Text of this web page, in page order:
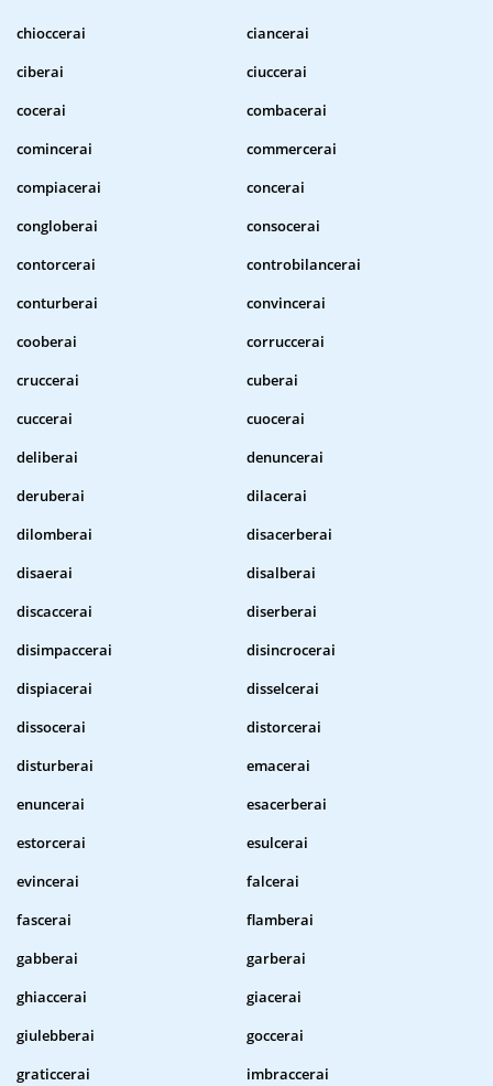
chioccerai
ciancerai
ciberai
ciuccerai
cocerai
combacerai
comincerai
commercerai
compiacerai
concerai
congloberai
consocerai
contorcerai
controbilancerai
conturberai
convincerai
cooberai
corruccerai
cruccerai
cuberai
cuccerai
cuocerai
deliberai
denuncerai
deruberai
dilacerai
dilomberai
disacerberai
disaerai
disalberai
discaccerai
diserberai
disimpaccerai
disincrocerai
dispiacerai
disselcerai
dissocerai
distorcerai
disturberai
emacerai
enuncerai
esacerberai
estorcerai
esulcerai
evincerai
falcerai
fascerai
flamberai
gabberai
garberai
ghiaccerai
giacerai
giulebberai
goccerai
graticcerai
imbraccerai